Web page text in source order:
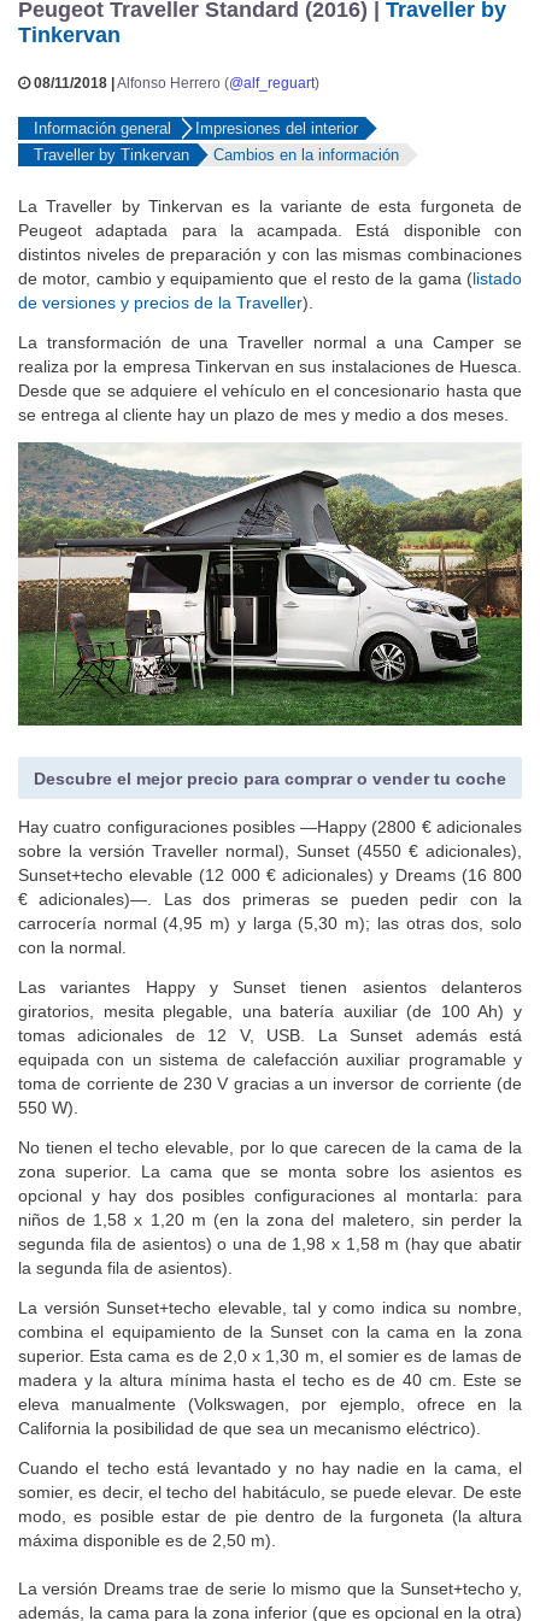
Peugeot Traveller Standard (2016) |
Traveller by
Información general
Impresiones del interior
La Traveller by Tinkervan es la variante de esta furgoneta de
Peugeot adaptada para la acampada. Está disponible con
distintos niveles de preparación y con las mismas combinaciones
de motor, cambio y equipamiento que el resto de la gama (
La transformación de una Traveller normal a una Camper se
realiza por la empresa Tinkervan en sus instalaciones de Huesca.
Desde que se adquiere el vehículo en el concesionario hasta que
Descubre el mejor precio para comprar o vender tu coche
Hay cuatro configuraciones posibles —Happy (2800 € adicionales
sobre la versión Traveller normal), Sunset (4550 € adicionales),
Sunset+techo elevable (12 000 € adicionales) y Dreams (16 800
€ adicionales)—. Las dos primeras se pueden pedir con la
carrocería normal (4,95 m) y larga (5,30 m); las otras dos, solo
Las variantes Happy y Sunset tienen asientos delanteros
giratorios, mesita plegable, una batería auxiliar (de 100 Ah) y
tomas adicionales de 12 V, USB. La Sunset además está
equipada con un sistema de calefacción auxiliar programable y
toma de corriente de 230 V gracias a un inversor de corriente (de
No tienen el techo elevable, por lo que carecen de la cama de la
zona superior. La cama que se monta sobre los asientos es
opcional y hay dos posibles configuraciones al montarla: para
niños de 1,58 x 1,20 m (en la zona del maletero, sin perder la
segunda fila de asientos) o una de 1,98 x 1,58 m (hay que abatir
La versión Sunset+techo elevable, tal y como indica su nombre,
combina el equipamiento de la Sunset con la cama en la zona
superior. Esta cama es de 2,0 x 1,30 m, el somier es de lamas de
madera y la altura mínima hasta el techo es de 40 cm. Este se
eleva manualmente (Volkswagen, por ejemplo, ofrece en la
Cuando el techo está levantado y no hay nadie en la cama, el
somier, es decir, el techo del habitáculo, se puede elevar. De este
modo, es posible estar de pie dentro de la furgoneta (la altura
La versión Dreams trae de serie lo mismo que la Sunset+techo y,